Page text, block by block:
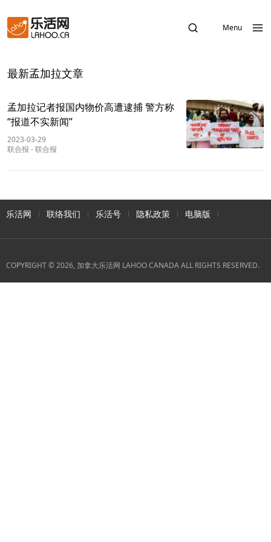
Menu
最新孟加拉文章
孟加拉记者报国内物价高遭逮捕 警方称
“报道不实新闻”
2023-03-29
联合报 -联合报
乐活网 联络我们 乐活号 隐私政策 电脑版
COPYRIGHT © 2026, 加拿大乐活网 LAHOO CANADA ALL RIGHTS RESERVED.